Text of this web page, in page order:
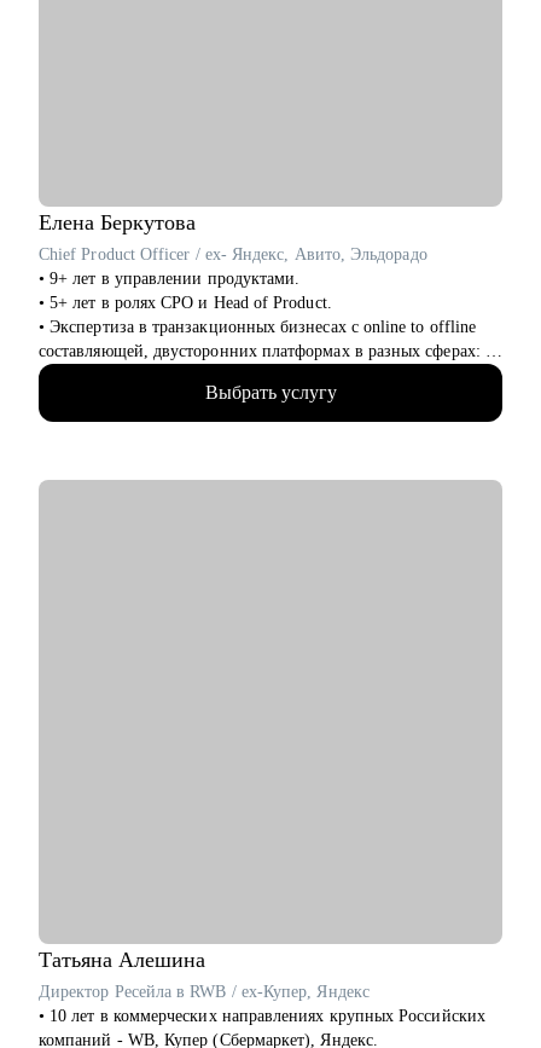
Елена Беркутова
Chief Product Officer / ex- Яндекс, Авито, Эльдорадо
• 9+ лет в управлении продуктами.
• 5+ лет в ролях CPO и Head of Product.
• Экспертиза в транзакционных бизнесах с online to offline
составляющей, двусторонних платформах в разных сферах: e-
com, retail, travel, hr tech, classified.
• Максимальный масштаб команд в управлении 300+ человек.
• Провела 200+ собеседований.
Выбрать услугу
Татьяна Алешина
Директор Ресейла в RWB / ex-Купер, Яндекс
• 10 лет в коммерческих направлениях крупных Российских
компаний - WB, Купер (Сбермаркет), Яндекс.